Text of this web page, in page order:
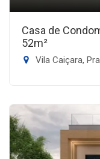
Casa de
52m²
Vila Caiçara,